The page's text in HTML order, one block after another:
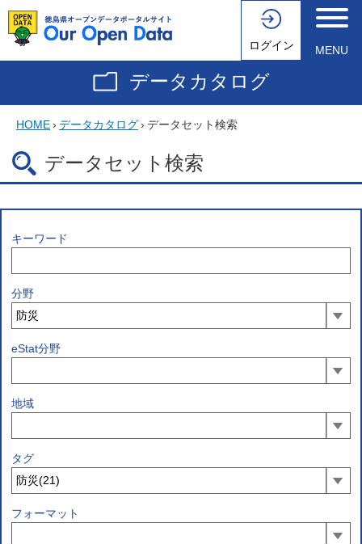
ログイン MENU
データカタログ
HOME› データカタログ› データセット検索
データセット検索
キーワード
分野
eStat分野
地域
タグ
フォーマット